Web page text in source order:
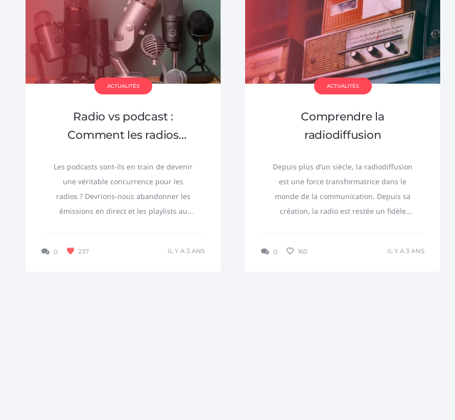
ACTUALITÉS
Radio vs podcast :
Comment les radios
Les podcasts sont-ils en train de devenir
une véritable concurrence pour les
radios ? Devrions-nous abandonner les
émissions en direct et les playlists au
0 237 IL Y A 3 ANS
ACTUALITÉS
Comprendre la
radiodiffusion
Depuis plus d’un siècle, la radiodiffusion
est une force transformatrice dans le
monde de la communication. Depuis sa
création, la radio est restée un fidèle
0 160 IL Y A 3 ANS